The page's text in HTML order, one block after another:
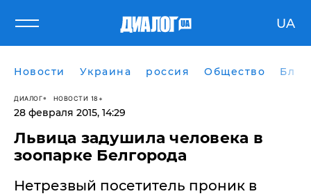
UA
Новости Украина россия Общество
ДИАЛОГ НОВОСТИ 18+
28 февраля 2015, 14:29
Львица задушила человека в
зоопарке Белгорода
Нетрезвый посетитель проник в